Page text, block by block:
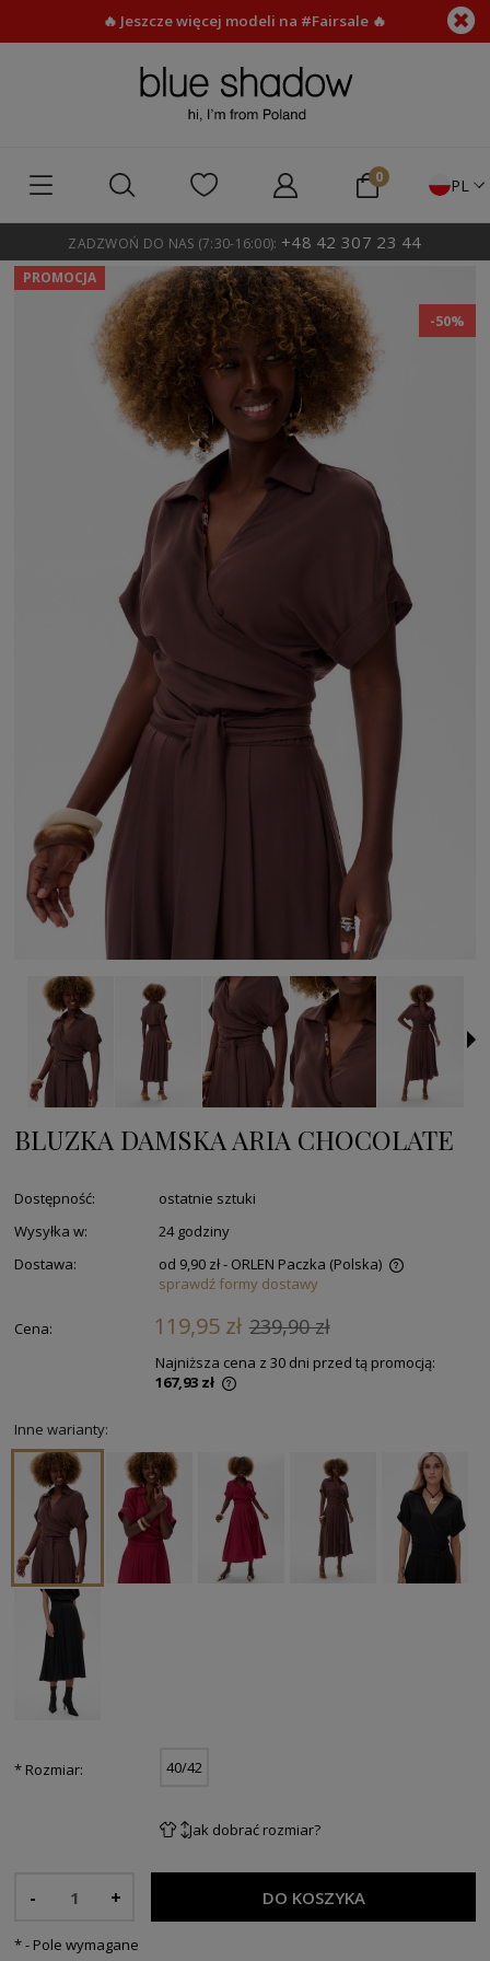
🔥 Jeszcze więcej modeli na #Fairsale 🔥
PL
ZADZWOŃ DO NAS (7:30-16:00): +48 42 307 23 44
PROMOCJA
-50%
BLUZKA DAMSKA ARIA CHOCOLATE
Dostępność:
ostatnie sztuki
Wysyłka w:
24 godziny
Dostawa:
od 9,90 zł- ORLEN Paczka (Polska)
sprawdź formy dostawy
Cena: 119,95 zł 239,90 zł
Najniższa cena z 30 dni przed tą promocją:
167,93 zł
Inne warianty:
* Rozmiar: 40/42
Jak dobrać rozmiar?
- + DO KOSZYKA
*- Pole wymagane